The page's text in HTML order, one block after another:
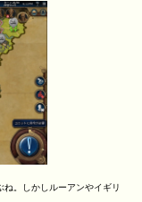
ね。しかしルーアンやイギリ